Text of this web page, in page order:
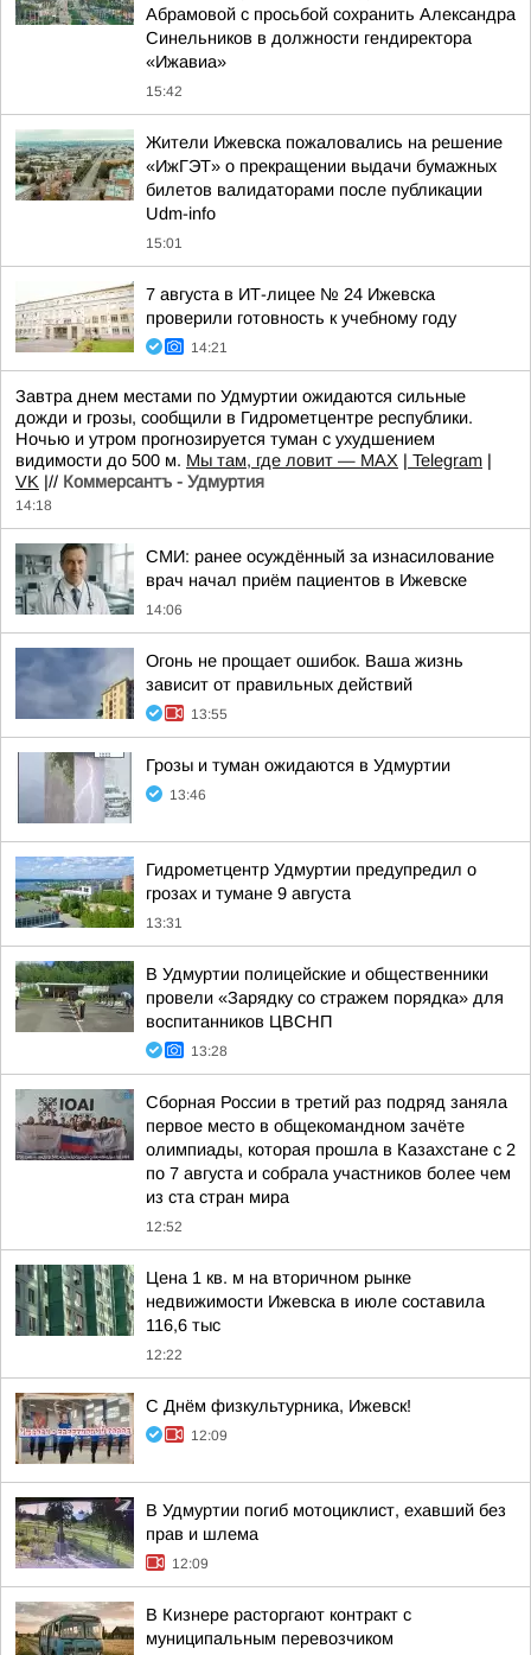
Абрамовой с просьбой сохранить Александра
Синельников в должности гендиректора
«Ижавиа»
15:42
Жители Ижевска пожаловались на решение
«ИжГЭТ» о прекращении выдачи бумажных
билетов валидаторами после публикации
Udm-info
15:01
7 августа в ИТ-лицее № 24 Ижевска
проверили готовность к учебному году
14:21
Завтра днем местами по Удмуртии ожидаются сильные
дожди и грозы, сообщили в Гидрометцентре республики.
Ночью и утром прогнозируется туман с ухудшением
видимости до 500 м. Мы там, где ловит — MAX | Telegram |
VK |// Коммерсантъ - Удмуртия
14:18
СМИ: ранее осуждённый за изнасилование
врач начал приём пациентов в Ижевске
14:06
Огонь не прощает ошибок. Ваша жизнь
зависит от правильных действий
13:55
Грозы и туман ожидаются в Удмуртии
13:46
Гидрометцентр Удмуртии предупредил о
грозах и тумане 9 августа
13:31
В Удмуртии полицейские и общественники
провели «Зарядку со стражем порядка» для
воспитанников ЦВСНП
13:28
Сборная России в третий раз подряд заняла
первое место в общекомандном зачёте
олимпиады, которая прошла в Казахстане с 2
по 7 августа и собрала участников более чем
из ста стран мира
12:52
Цена 1 кв. м на вторичном рынке
недвижимости Ижевска в июле составила
116,6 тыс
12:22
С Днём физкультурника, Ижевск!
12:09
В Удмуртии погиб мотоциклист, ехавший без
прав и шлема
12:09
В Кизнере расторгают контракт с
муниципальным перевозчиком